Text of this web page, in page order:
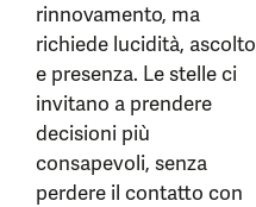
rinnovamento, ma
richiede lucidità, ascolto
e presenza. Le stelle ci
invitano a prendere
decisioni più
consapevoli, senza
perdere il contatto con